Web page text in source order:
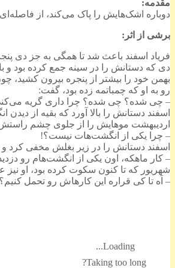
مقدمه:
دوباره اشک‌هایش را پاک می‌کند، از
برشی از اثر:
فریاد اسفند باعث شد تا همگی به جز دی
دی که دستانش را در سینه جمع کرده بود و
بهمن خود را بیشتر از پنجره بیرون کشید،
رو به او که چمباتمه زده بود، گفت:
– چی شده؟ چی شده؟ چرا داری گریه
اسفند دستانش را بالا آورد که بقیه از
اردیبهشت موهایش را از جلوی چشم راستش
– چرا یکی از انگشت‌هات نیست؟!
اسفند دستانش را در زیر بغلش مخفی کرد
– کار ماهکه، اون یکی از انگشت‌هام رو
شهریور که تا کنون سکوت کرده بود، او
– اَه تا کی قراره این کارهاش رو تحمل
Loading...
Taking too long?